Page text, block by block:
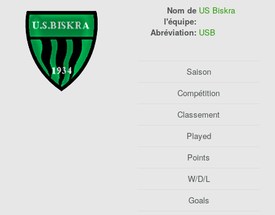
Nom de
l'équipe:
US Biskra
Abréviation: USB
History
Saison
Compétition
Classement
Played
Points
W/D/L
Goals